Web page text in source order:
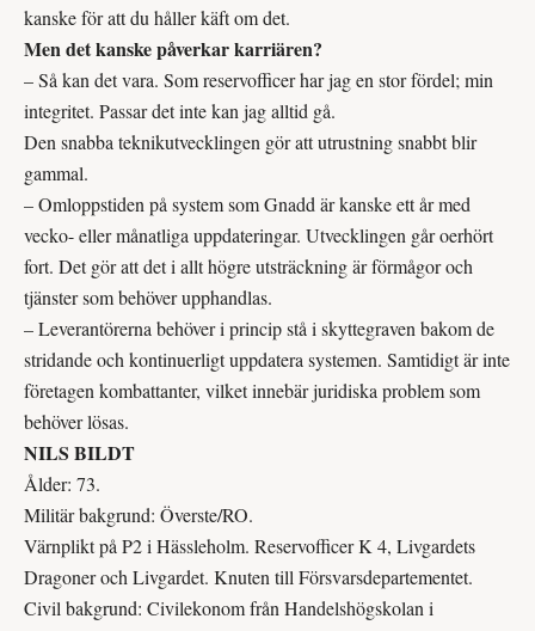
kanske för att du håller käft om det.
Men det kanske påverkar karriären?
– Så kan det vara. Som reservofficer har jag en stor fördel; min
integritet. Passar det inte kan jag alltid gå.
Den snabba teknikutvecklingen gör att utrustning snabbt blir
gammal.
– Omloppstiden på system som Gnadd är kanske ett år med
vecko- eller månatliga uppdateringar. Utvecklingen går oerhört
fort. Det gör att det i allt högre utsträckning är förmågor och
tjänster som behöver upphandlas.
– Leverantörerna behöver i princip stå i skyttegraven bakom de
stridande och kontinuerligt uppdatera systemen. Samtidigt är inte
företagen kombattanter, vilket innebär juridiska problem som
behöver lösas.
NILS BILDT
Ålder: 73.
Militär bakgrund: Överste/RO.
Värnplikt på P2 i Hässleholm. Reserv­officer K 4, Livgardets
Dragoner och Livgardet. Knuten till Försvarsdepartementet.
Civil bakgrund: Civilekonom från Handelshögskolan i